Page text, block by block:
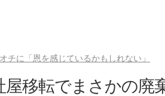
に「恩を感じているかもしれない」
屋移転でまさかの